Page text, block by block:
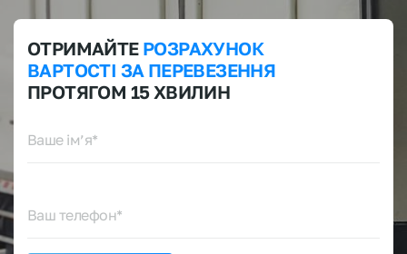
ОТРИМАЙТЕ РОЗРАХУНОК
ВАРТОСТІ ЗА ПЕРЕВЕЗЕННЯ
ПРОТЯГОМ 15 ХВИЛИН
Ваше ім’я*
Ваш телефон*